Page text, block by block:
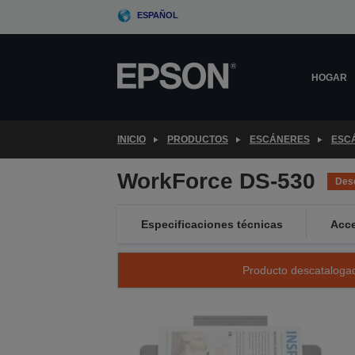
ESPAÑOL
HOGAR
INICIO PRODUCTOS ESCÁNERES
WorkForce DS-530
Especificaciones técnicas
Producto